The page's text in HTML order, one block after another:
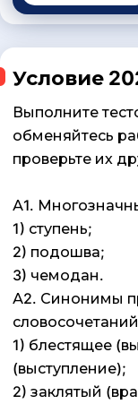
Условие
Выполните
обменяйтесь
проверьте их
А1.
1) ступень;
2) подошва;
3) чемодан.
А2. Синонимы
1) блестящее
(выступление);
2) заклятый